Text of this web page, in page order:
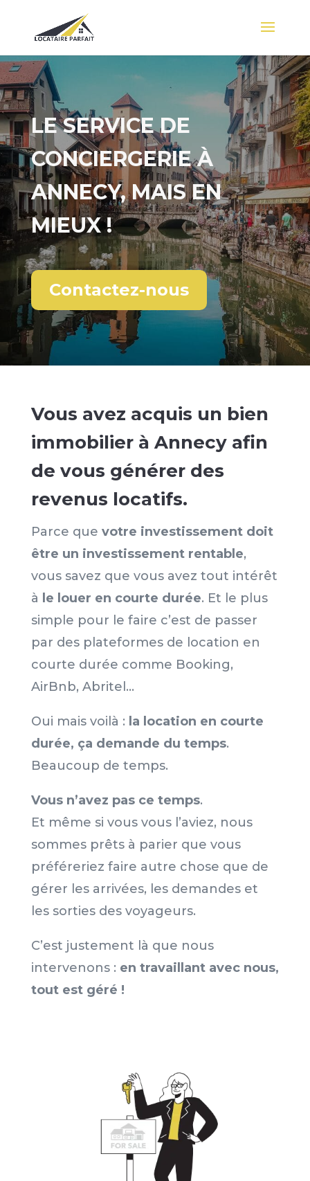
LE SERVICE DE
CONCIERGERIE À
ANNECY, MAIS EN
MIEUX !
Contactez-nous
Vous avez acquis un bien
immobilier à Annecy afin
de vous générer des
revenus locatifs.
Parce que votre investissement doit
être un investissement rentable,
vous savez que vous avez tout intérêt
à le louer en courte durée. Et le plus
simple pour le faire c’est de passer
par des plateformes de location en
courte durée comme Booking,
AirBnb, Abritel…
Oui mais voilà : la location en courte
durée, ça demande du temps.
Beaucoup de temps.
Vous n’avez pas ce temps.
Et même si vous vous l’aviez, nous
sommes prêts à parier que vous
préféreriez faire autre chose que de
gérer les arrivées, les demandes et
les sorties des voyageurs.
C’est justement là que nous
intervenons : en travaillant avec nous,
tout est géré !